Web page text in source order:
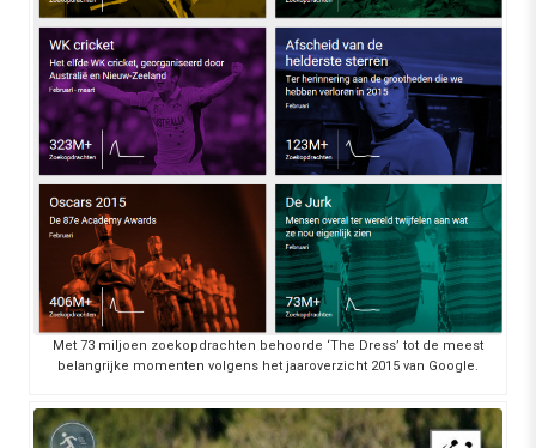
Met 73 miljoen zoekopdrachten behoorde ‘The Dress’ tot de meest
belangrijke momenten volgens het jaaroverzicht 2015 van Google.